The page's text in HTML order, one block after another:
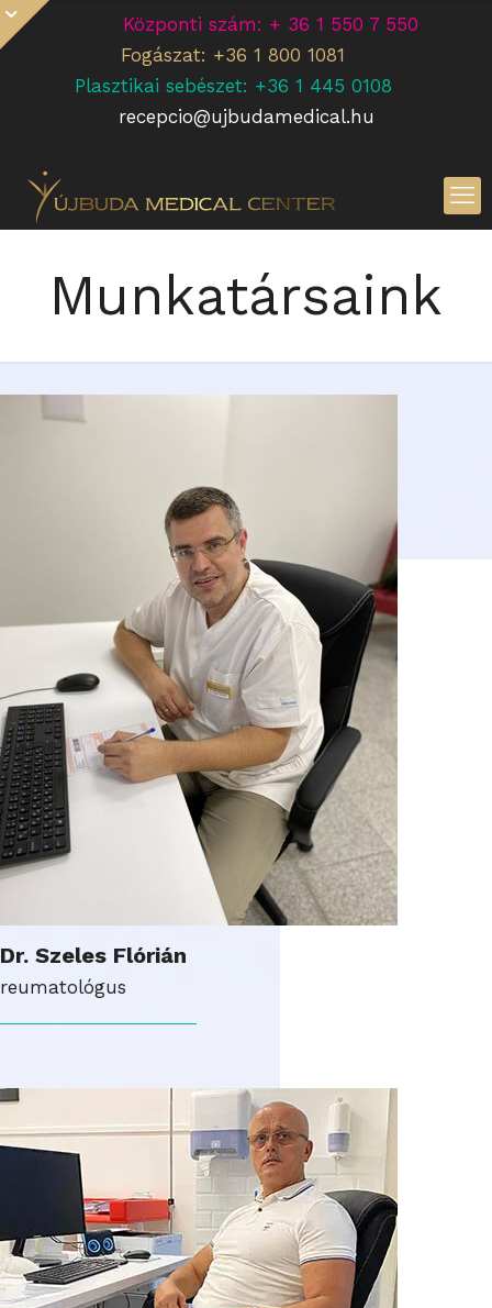
Központi szám: + 36 1 550 7 550
Fogászat: +36 1 800 1081
Plasztikai sebészet: +36 1 445 0108
recepcio@ujbudamedical.hu
Munkatársaink
Dr. Szeles Flórián
reumatológus